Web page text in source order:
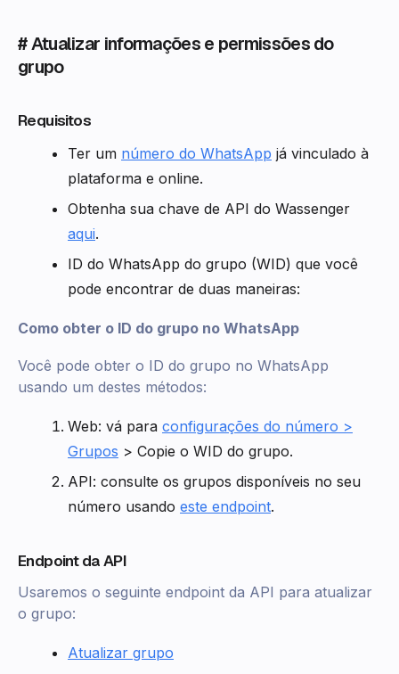
# Atualizar informações e permissões do
grupo
Requisitos
Ter um número do WhatsApp já vinculado à
plataforma e online.
Obtenha sua chave de API do Wassenger
aqui.
ID do WhatsApp do grupo (WID) que você
pode encontrar de duas maneiras:
Como obter o ID do grupo no WhatsApp
Você pode obter o ID do grupo no WhatsApp
usando um destes métodos:
Web: vá para configurações do número >
Grupos > Copie o WID do grupo.
API: consulte os grupos disponíveis no seu
número usando este endpoint.
Endpoint da API
Usaremos o seguinte endpoint da API para atualizar
o grupo:
Atualizar grupo